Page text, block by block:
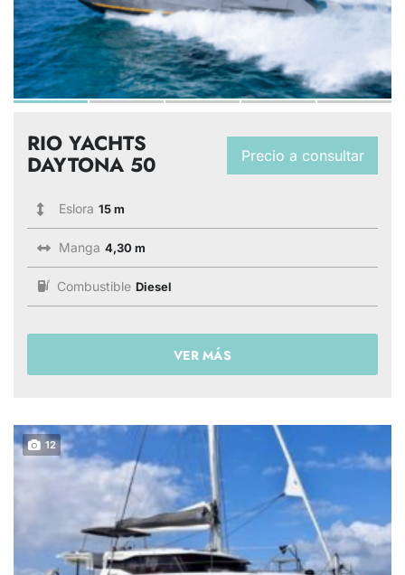
Precio a consultar
RIO YACHTS
DAYTONA 50
Eslora 15 m
Manga 4,30 m
Combustible Diesel
VER MÁS
12